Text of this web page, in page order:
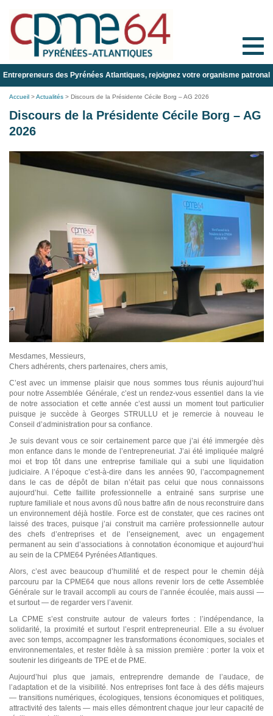
Toggle
Entrepreneurs des Pyrénées Atlantiques, rejoignez votre organisme patronal
Accueil >Actualités > Discours de la Présidente Cécile Borg – AG 2026
Discours de la Présidente Cécile Borg – AG
2026
Mesdames, Messieurs,
Chers adhérents, chers partenaires, chers amis,
C’est avec un immense plaisir que nous sommes tous réunis aujourd’hui
pour notre Assemblée Générale, c’est un rendez-vous essentiel dans la vie
de notre association et cette année c’est aussi un moment tout particulier
puisque je succède à Georges STRULLU et je remercie à nouveau le
Conseil d’administration pour sa confiance.
Je suis devant vous ce soir certainement parce que j’ai été immergée dès
mon enfance dans le monde de l’entrepreneuriat. J’ai été impliquée malgré
moi et trop tôt dans une entreprise familiale qui a subi une liquidation
judiciaire. A l’époque c’est-à-dire dans les années 90, l’accompagnement
dans le cas de dépôt de bilan n’était pas celui que nous connaissons
aujourd’hui. Cette faillite professionnelle a entrainé sans surprise une
rupture familiale et nous avons dû nous battre afin de nous reconstruire dans
un environnement déjà hostile. Force est de constater, que ces racines ont
laissé des traces, puisque j’ai construit ma carrière professionnelle autour
des chefs d’entreprises et de l’enseignement, avec un engagement
permanent au sein d’associations à connotation économique et aujourd’hui
au sein de la CPME64 Pyrénées Atlantiques.
Alors, c’est avec beaucoup d’humilité et de respect pour le chemin déjà
parcouru par la CPME64 que nous allons revenir lors de cette Assemblée
Générale sur le travail accompli au cours de l’année écoulée, mais aussi —
et surtout — de regarder vers l’avenir.
La CPME s’est construite autour de valeurs fortes : l’indépendance, la
solidarité, la proximité et surtout l’esprit entrepreneurial. Elle a su évoluer
avec son temps, accompagner les transformations économiques, sociales et
environnementales, et rester fidèle à sa mission première : porter la voix et
soutenir les dirigeants de TPE et de PME.
Aujourd’hui plus que jamais, entreprendre demande de l’audace, de
l’adaptation et de la visibilité. Nos entreprises font face à des défis majeurs
— transitions numériques, écologiques, tensions économiques et politiques,
attractivité des talents — mais elles démontrent chaque jour leur capacité de